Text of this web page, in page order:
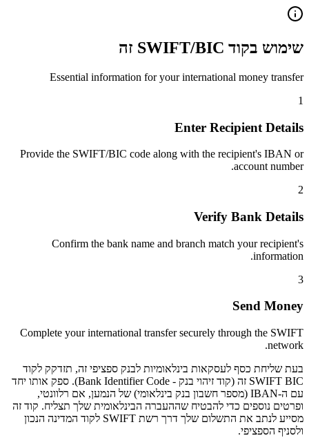
שימוש בקוד SWIFT/BIC זה
Essential information for your international money transfer
1
Enter Recipient Details
Provide the SWIFT/BIC code along with the recipient's IBAN or
account number.
2
Verify Bank Details
Confirm the bank name and branch match your recipient's
information.
3
Send Money
Complete your international transfer securely through the SWIFT
network.
בעת שליחת כסף לעסקאות בינלאומיות לבנק ספציפי זה, תזדקק לקוד
SWIFT BIC זה (קוד זיהוי בנק - Bank Identifier Code). ספק אותו יחד
עם ה-IBAN (מספר חשבון בנק בינלאומי) של הנמען, אם רלוונטי,
ופרטים נוספים כדי להבטיח שההעברה הבינלאומית שלך תצליח. קוד זה
מסייע לנתב את התשלום שלך דרך רשת SWIFT לקוד המדינה הנכון
ולסניף הספציפי.